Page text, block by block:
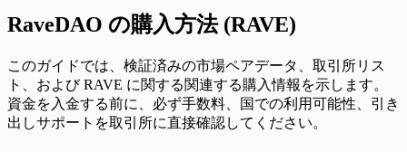
RaveDAO の購入方法 (RAVE)
このガイドでは、検証済みの市場ペアデータ、取引所リス
ト、および RAVE に関する関連する購入情報を示します。
資金を入金する前に、必ず手数料、国での利用可能性、引き
出しサポートを取引所に直接確認してください。